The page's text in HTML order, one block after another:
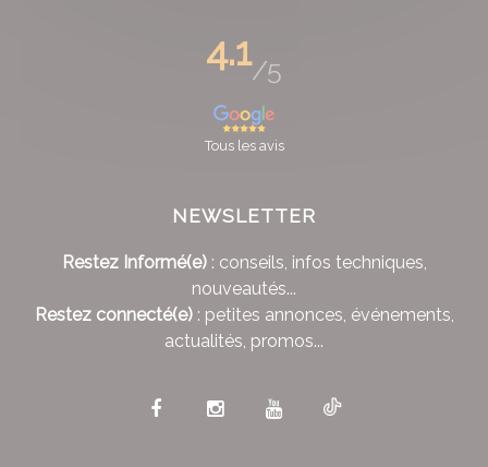
4.1/5
Tous les avis
NEWSLETTER
Restez Informé(e): conseils, infos techniques,
nouveautés...
Restez connecté(e): petites annonces, événements,
actualités, promos...